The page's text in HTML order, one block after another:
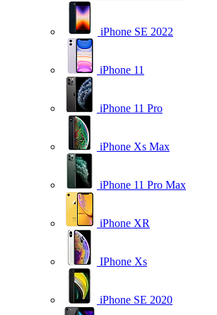
iPhone SE 2022
iPhone 11
iPhone 11 Pro
iPhone Xs Max
iPhone 11 Pro Max
iPhone XR
IPhone Xs
iPhone SE 2020